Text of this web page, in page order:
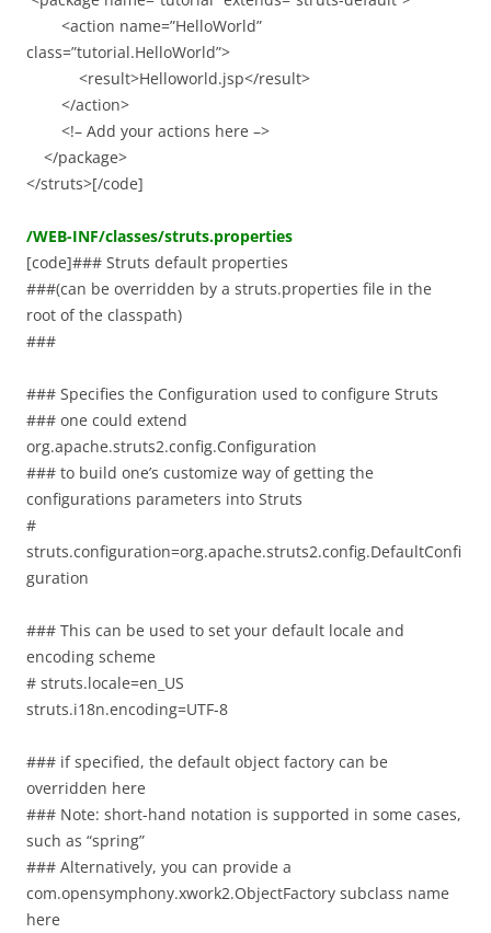
<action name=”HelloWorld”
class=”tutorial.HelloWorld”>
<result>Helloworld.jsp</result>
</action>
<!– Add your actions here –>
</package>
</struts>[/code]
/WEB-INF/classes/struts.properties
[code]### Struts default properties
###(can be overridden by a struts.properties file in the
root of the classpath)
###
### Specifies the Configuration used to configure Struts
### one could extend
org.apache.struts2.config.Configuration
### to build one’s customize way of getting the
configurations parameters into Struts
#
struts.configuration=org.apache.struts2.config.DefaultConfi
guration
### This can be used to set your default locale and
encoding scheme
# struts.locale=en_US
struts.i18n.encoding=UTF-8
### if specified, the default object factory can be
overridden here
### Note: short-hand notation is supported in some cases,
such as “spring”
### Alternatively, you can provide a
com.opensymphony.xwork2.ObjectFactory subclass name
here